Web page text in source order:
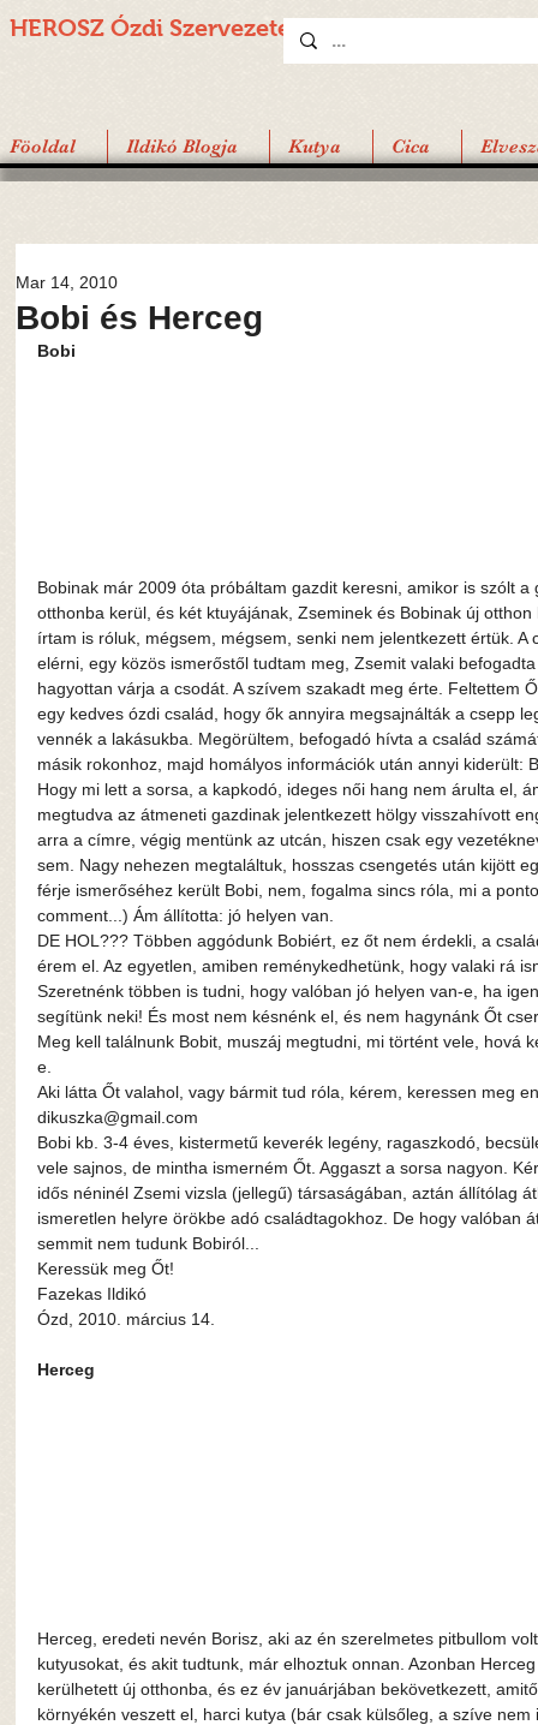
HEROSZ Ózdi Szervezete
Föoldal Ildikó Blogja Kutya Cica
Bobi és Herceg
Mar 14, 2010
Bobi
Bobinak már 2009 óta próbáltam gazdit keresni, amikor is szólt
otthonba kerül, és két ktuyájának, Zseminek és Bobinak új
írtam is róluk, mégsem, mégsem, senki nem jelentkezett értük.
elérni, egy közös ismerőstől tudtam meg, Zsemit valaki
hagyottan várja a csodát. A szívem szakadt meg érte. Feltettem
egy kedves ózdi család, hogy ők annyira megsajnálták a csepp
vennék a lakásukba. Megörültem, befogadó hívta a család
másik rokonhoz, majd homályos információk után annyi kiderült:
Hogy mi lett a sorsa, a kapkodó, ideges női hang nem árulta el,
megtudva az átmeneti gazdinak jelentkezett hölgy visszahívott
arra a címre, végig mentünk az utcán, hiszen csak egy
sem. Nagy nehezen megtaláltuk, hosszas csengetés után kijött
férje ismerőséhez került Bobi, nem, fogalma sincs róla, mi a
comment...) Ám állította: jó helyen van.
DE HOL??? Többen aggódunk Bobiért, ez őt nem érdekli, a
érem el. Az egyetlen, amiben reménykedhetünk, hogy valaki rá
Szeretnénk többen is tudni, hogy valóban jó helyen van-e, ha
segítünk neki! És most nem késnénk el, és nem hagynánk Őt
Meg kell találnunk Bobit, muszáj megtudni, mi történt vele, hová
e.
Aki látta Őt valahol, vagy bármit tud róla, kérem, keressen meg
dikuszka@gmail.com
Bobi kb. 3-4 éves, kistermetű keverék legény, ragaszkodó,
vele sajnos, de mintha ismerném Őt. Aggaszt a sorsa nagyon.
idős néninél Zsemi vizsla (jellegű) társaságában, aztán állítólag
ismeretlen helyre örökbe adó családtagokhoz. De hogy valóban
semmit nem tudunk Bobiról...
Keressük meg Őt!
Fazekas Ildikó
Ózd, 2010. március 14.
Herceg
Herceg, eredeti nevén Borisz, aki az én szerelmetes pitbullom
kutyusokat, és akit tudtunk, már elhoztuk onnan. Azonban
kerülhetett új otthonba, és ez év januárjában bekövetkezett,
környékén veszett el, harci kutya (bár csak külsőleg, a szíve